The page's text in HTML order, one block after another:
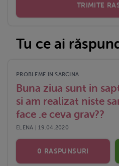
TRIMITE
Tu ce ai
PROBLEME IN SARCINA
Buna ziua sunt in
si am realizat niste
face .e ceva grav??
ELENA | 19.04.2020
0 RASPUNSURI